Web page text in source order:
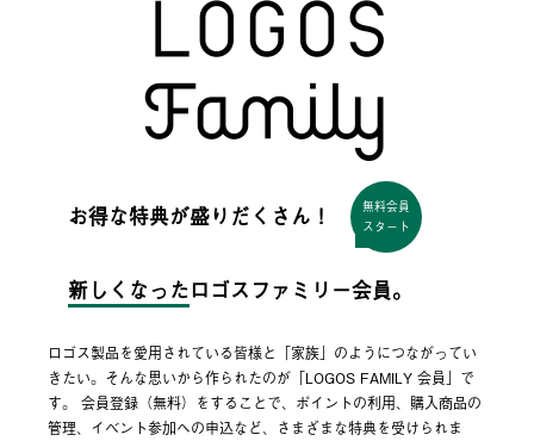
お得な特典が盛りだくさん！
無料会員
スタート
新しくなった ロゴスファミリー会員。
ロゴス製品を愛用されている皆様と「家族」のようにつながってい
きたい。そんな思いから作られたのが「LOGOS FAMILY 会員」で
す。 会員登録（無料）をすることで、ポイントの利用、購入商品の
管理、イベント参加への申込など、さまざまな特典を受けられま